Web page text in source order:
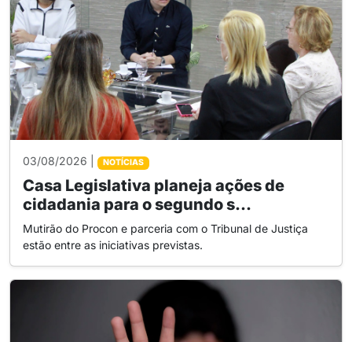
03/08/2026 | NOTÍCIAS
Casa Legislativa planeja ações de
cidadania para o segundo s...
Mutirão do Procon e parceria com o Tribunal de Justiça
estão entre as iniciativas previstas.